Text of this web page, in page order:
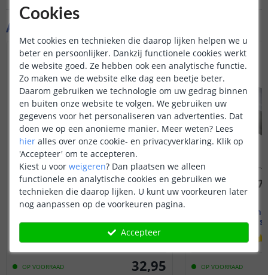
Aanvullende producten
3M - compleet profiel
Inbouw - smal en laag
reviews)
OP VOORRAAD 32,95
3M -
Inbouw -
OP VOORRAAD
Cookies
Met cookies en technieken die daarop lijken helpen we u
beter en persoonlijker. Dankzij functionele cookies werkt
de website goed. Ze hebben ook een analytische functie.
Zo maken we de website elke dag een beetje beter.
Daarom gebruiken we technologie om uw gedrag binnen
en buiten onze website te volgen. We gebruiken uw
gegevens voor het personaliseren van advertenties. Dat
doen we op een anonieme manier. Meer weten? Lees
hier alles over onze cookie- en privacyverklaring. Klik op
'Accepteer' om te accepteren.
Kiest u voor weigeren? Dan plaatsen we alleen
functionele en analytische cookies en gebruiken we
technieken die daarop lijken. U kunt uw voorkeuren later
nog aanpassen op de voorkeuren pagina.
Accepteer